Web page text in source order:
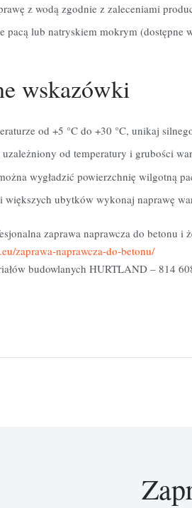
z wodą zgodnie z zaleceniami
pacą lub natryskiem mokrym (dostępne
wskazówki
od +5 °C do +30 °C, unikaj
uzależniony od temperatury i grubości
wygładzić powierzchnię wilgotną
większych ubytków wykonaj naprawę
zaprawa naprawcza do betonu
zaprawa-naprawcza-do-betonu/
budowlanych HURTLAND – 814